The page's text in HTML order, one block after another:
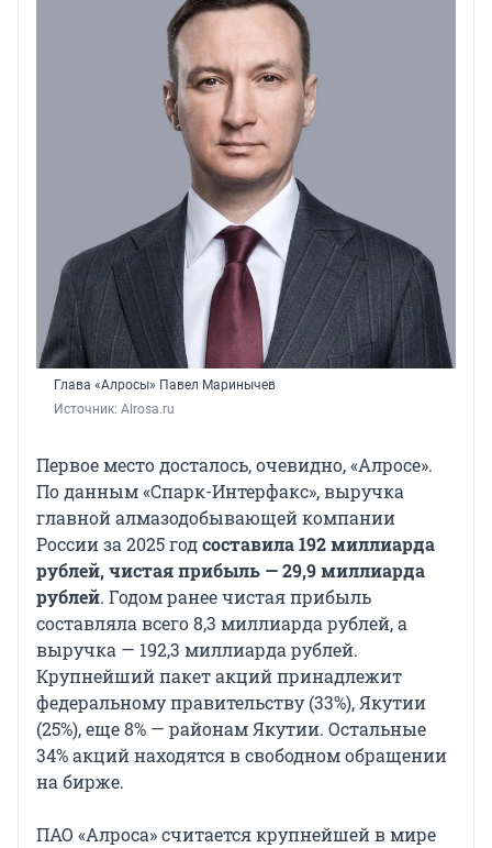
Глава «Алросы» Павел Маринычев
Источник: Alrosa.ru
Первое место досталось, очевидно, «Алросе».
По данным «Спарк-Интерфакс», выручка
главной алмазодобывающей компании
России за 2025 годсоставила 192 миллиарда
рублей, чистая прибыль — 29,9 миллиарда
рублей. Годом ранее чистая прибыль
составляла всего 8,3 миллиарда рублей, а
выручка — 192,3 миллиарда рублей.
Крупнейший пакет акций принадлежит
федеральному правительству (33%), Якутии
(25%), еще 8% — районам Якутии. Остальные
34% акций находятся в свободном обращении
на бирже.
ПАО «Алроса» считается крупнейшей в мире